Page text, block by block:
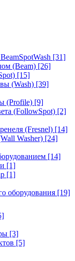
[31]
(Beam) [26]
[15]
(Wash) [39]
(Profile) [9]
(FollowSpot) [2]
(Fresnel) [14]
Washer) [24]
[14]
[1]
[1]
оборудования [19]
[3]
[5]